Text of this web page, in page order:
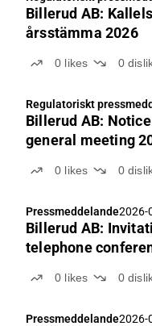
Billerud AB:
årsstämma 2026
0 likes 0
Regulatoriskt
Billerud AB:
general meeting
0 likes 0
Pressmeddelande2026-
Billerud AB:
telephone
0 likes 0
Pressmeddelande2026-